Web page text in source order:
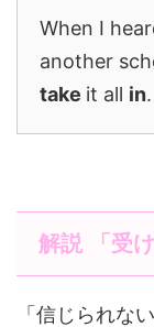
When I
another
take it all in.
解説 「受
「信じられな